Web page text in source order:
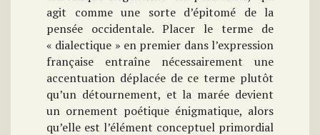
agit comme une sorte d’épitomé de la
pensée occidentale. Placer le terme de
« dialectique » en premier dans l’expression
française entraîne nécessairement une
accentuation déplacée de ce terme plutôt
qu’un détournement, et la marée devient
un ornement poétique énigmatique, alors
qu’elle est l’élément conceptuel primordial